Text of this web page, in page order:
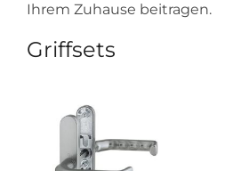
Ihrem Zuhause beitragen.
Griffsets